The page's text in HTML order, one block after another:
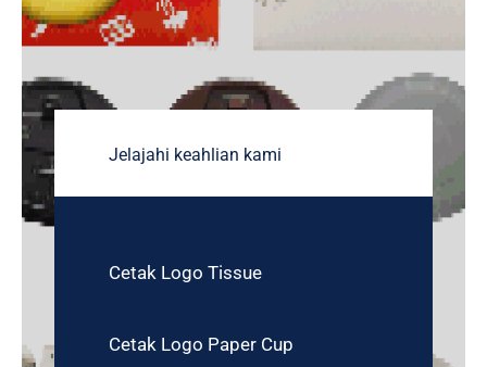
Jelajahi keahlian kami
Cetak Logo Tissue
Cetak Logo Paper Cup